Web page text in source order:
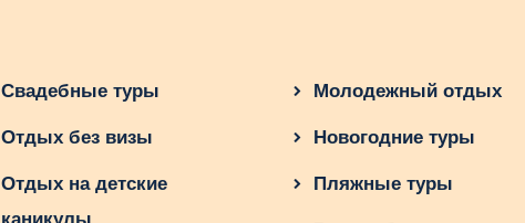
Свадебные туры
Отдых без визы
Отдых на детские
Молодежный отдых
Новогодние туры
Пляжные туры